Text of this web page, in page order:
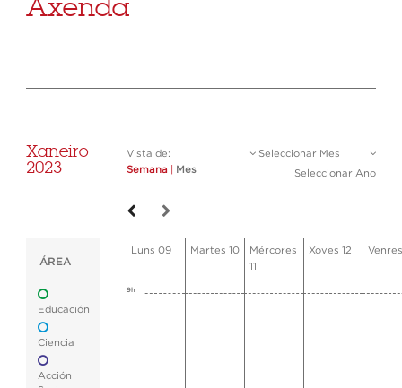
Axenda
Xaneiro
2023
Vista de:
Semana
Mes
Seleccionar Mes
Seleccionar Ano
ÁREA
Educación
Ciencia
Acción
Luns 09 Martes 10
Mércores
11
Xoves 12
9h